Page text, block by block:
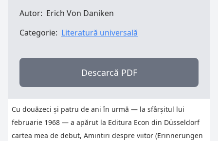
Autor: Erich Von Daniken
Categorie: Literatură universală
Descarcă PDF
Cu douăzeci şi patru de ani în urmă — la sfârşitul lui
februarie 1968 — a apărut la Editura Econ din Düsseldorf
cartea mea de debut, Amintiri despre viitor (Erinnerungen